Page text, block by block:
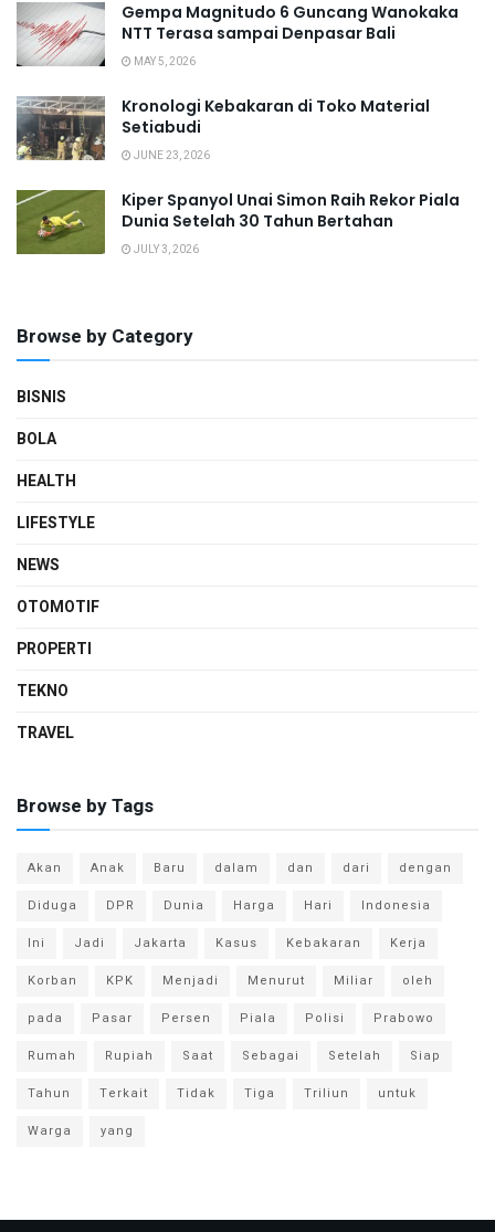
Gempa Magnitudo 6 Guncang Wanokaka
NTT Terasa sampai Denpasar Bali
MAY 5, 2026
Kronologi Kebakaran di Toko Material
Setiabudi
JUNE 23, 2026
Kiper Spanyol Unai Simon Raih Rekor Piala
Dunia Setelah 30 Tahun Bertahan
JULY 3, 2026
Browse by Category
BISNIS
BOLA
HEALTH
LIFESTYLE
NEWS
OTOMOTIF
PROPERTI
TEKNO
TRAVEL
Browse by Tags
Akan Anak Baru dalam dan dari
dengan
Diduga
DPR Dunia Harga Hari
Indonesia
Ini
Jadi Jakarta Kasus Kebakaran
Kerja
Korban
KPK Menjadi Menurut Miliar
oleh
pada
Pasar Persen Piala Polisi
Prabowo
Rumah
Rupiah Saat Sebagai Setelah
Siap
Tahun
Terkait Tidak Tiga Triliun
untuk
Warga
yang